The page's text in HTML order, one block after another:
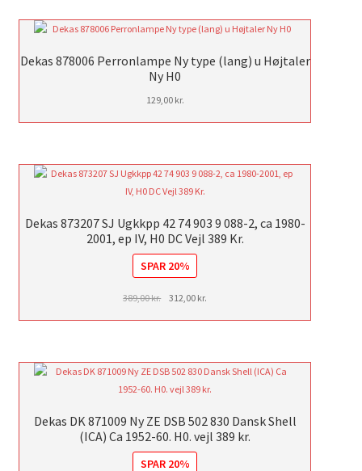
Dekas 878006 Perronlampe Ny type (lang) u Højtaler
Ny H0
129,00 kr.
Dekas 873207 SJ Ugkkpp 42 74 903 9 088-2, ca 1980-
2001, ep IV, H0 DC Vejl 389 Kr.
SPAR 20%
389,00kr. Den
389,00 kr..
312,00 kr.
312,00 kr..
Dekas DK 871009 Ny ZE DSB 502 830 Dansk Shell
(ICA) Ca 1952-60. H0. vejl 389 kr.
SPAR 20%